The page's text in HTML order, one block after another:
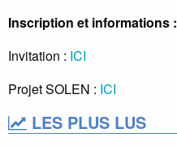
Inscription et informations :
Invitation : ICI
Projet SOLEN : ICI
LES PLUS LUS